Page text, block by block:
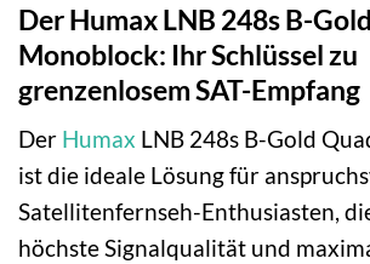
Der Humax LNB 248s B-
Monoblock: Ihr Schlüssel zu
grenzenlosem SAT-Empfang
Der Humax LNB 248s B-Gold
ist die ideale Lösung für
Satellitenfernseh-Enthusiasten,
höchste Signalqualität und